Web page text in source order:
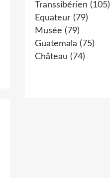
Transsibérien (105)
Equateur (79)
Musée (79)
Guatemala (75)
Château (74)